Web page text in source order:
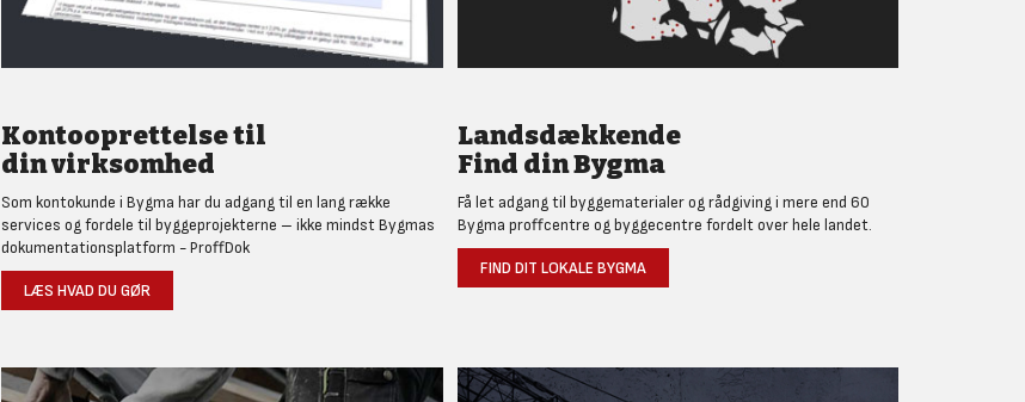
Kontooprettelse til
din virksomhed
Som kontokunde i Bygma har du adgang til en lang række
services og fordele til byggeprojekterne – ikke mindst Bygmas
dokumentationsplatform - ProffDok
LÆS HVAD DU GØR
Landsdækkende
Find din Bygma
Få let adgang til byggematerialer og rådgiving i mere end 60
Bygma proffcentre og byggecentre fordelt over hele landet.
FIND DIT LOKALE BYGMA